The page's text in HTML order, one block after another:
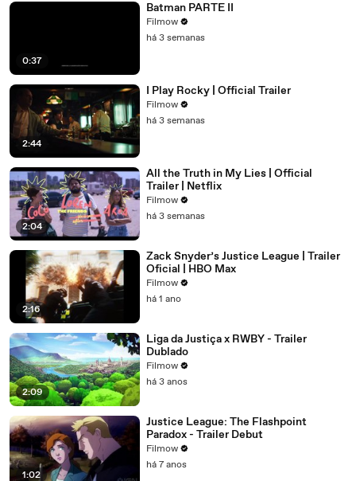
0:37
Batman PARTE II
Filmow
há 3 semanas
2:44
I Play Rocky | Official Trailer
Filmow
há 3 semanas
2:04
All the Truth in My Lies | Official
Trailer | Netflix
Filmow
há 3 semanas
2:16
Zack Snyder’s Justice League | Trailer
Oficial | HBO Max
Filmow
há 1 ano
2:09
Liga da Justiça x RWBY - Trailer
Dublado
Filmow
há 3 anos
1:02
Justice League: The Flashpoint
Paradox - Trailer Debut
Filmow
há 7 anos